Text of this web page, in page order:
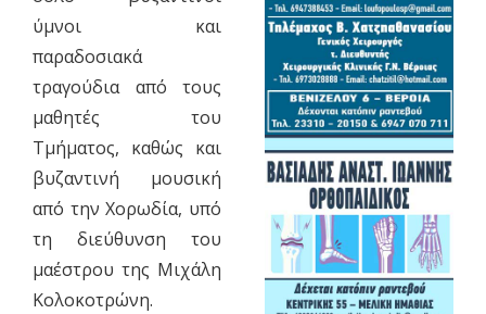
ύμνοι και
παραδοσιακά
τραγούδια από τους
μαθητές του
Τμήματος, καθώς και
βυζαντινή μουσική
από την Χορωδία, υπό
τη διεύθυνση του
μαέστρου της Μιχάλη
Κολοκοτρώνη.